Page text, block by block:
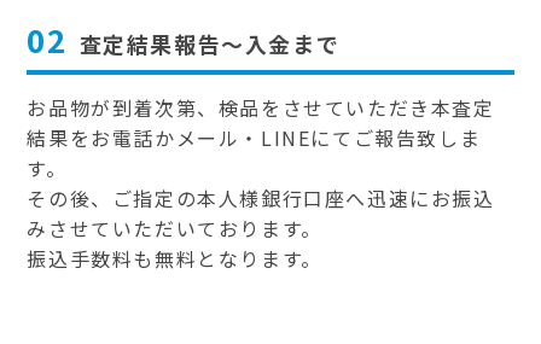
02 査定結果報告～入金まで
お品物が到着次第、検品をさせていただき本査定
結果をお電話かメール・LINEにてご報告致しま
す。
その後、ご指定の本人様銀行口座へ迅速にお振込
みさせていただいております。
振込手数料も無料となります。